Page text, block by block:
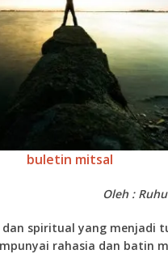
buletin mitsal
Oleh :
dan spiritual yang menjadi
rahasia dan batin